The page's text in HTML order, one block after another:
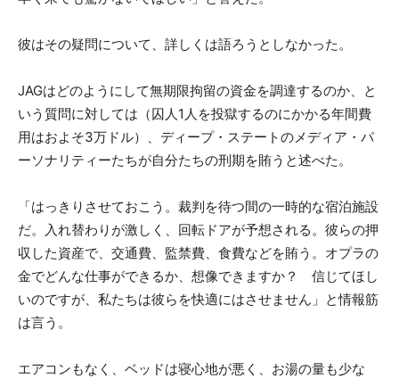
彼はその疑問について、詳しくは語ろうとしなかった。
JAGはどのようにして無期限拘留の資金を調達するのか、と
いう質問に対しては（囚人1人を投獄するのにかかる年間費
用はおよそ3万ドル）、ディープ・ステートのメディア・パ
ーソナリティーたちが自分たちの刑期を賄うと述べた。
「はっきりさせておこう。裁判を待つ間の一時的な宿泊施設
だ。入れ替わりが激しく、回転ドアが予想される。彼らの押
収した資産で、交通費、監禁費、食費などを賄う。オプラの
金でどんな仕事ができるか、想像できますか？ 信じてほし
いのですが、私たちは彼らを快適にはさせません」と情報筋
は言う。
エアコンもなく、ベッドは寝心地が悪く、お湯の量も少な